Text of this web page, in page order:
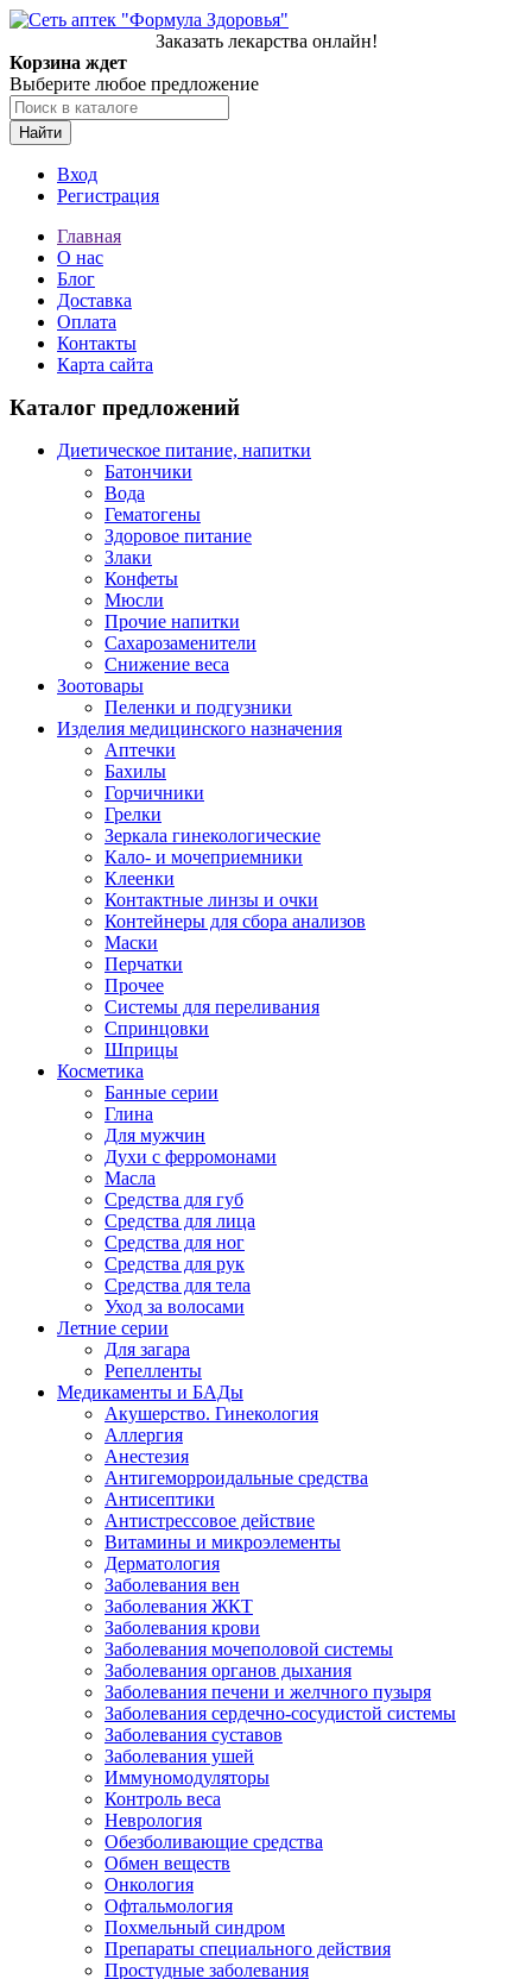
Заказать лекарства онлайн!
Корзина ждет
Выберите любое предложение
Найти
Вход
Регистрация
Главная
О нас
Блог
Доставка
Оплата
Контакты
Карта сайта
Каталог предложений
Диетическое питание, напитки
Батончики
Вода
Гематогены
Здоровое питание
Злаки
Конфеты
Мюсли
Прочие напитки
Сахарозаменители
Снижение веса
Зоотовары
Пеленки и подгузники
Изделия медицинского назначения
Аптечки
Бахилы
Горчичники
Грелки
Зеркала гинекологические
Кало- и мочеприемники
Клеенки
Контактные линзы и очки
Контейнеры для сбора анализов
Маски
Перчатки
Прочее
Системы для переливания
Спринцовки
Шприцы
Косметика
Банные серии
Глина
Для мужчин
Духи с ферромонами
Масла
Средства для губ
Средства для лица
Средства для ног
Средства для рук
Средства для тела
Уход за волосами
Летние серии
Для загара
Репелленты
Медикаменты и БАДы
Акушерство. Гинекология
Аллергия
Анестезия
Антигеморроидальные средства
Антисептики
Антистрессовое действие
Витамины и микроэлементы
Дерматология
Заболевания вен
Заболевания ЖКТ
Заболевания крови
Заболевания мочеполовой системы
Заболевания органов дыхания
Заболевания печени и желчного пузыря
Заболевания сердечно-сосудистой системы
Заболевания суставов
Заболевания ушей
Иммуномодуляторы
Контроль веса
Неврология
Обезболивающие средства
Обмен веществ
Онкология
Офтальмология
Похмельный синдром
Препараты специального действия
Простудные заболевания